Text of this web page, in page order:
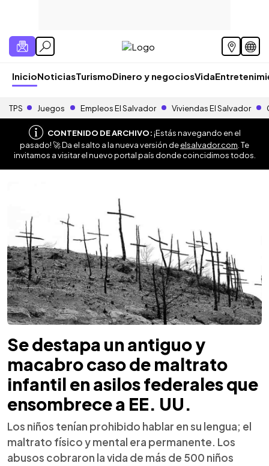
InicioNoticiasTurismoDinero y negociosVida
TPS Juegos Empleos El Salvador Viviendas El Salvador
CONTENIDO DE ARCHIVO:¡Estás navegando en el
pasado! 🚀 Da el salto a la nueva versión deelsalvador.com . Te
invitamos a visitar el nuevo portal país donde coincidimos todos.
Se destapa un antiguo y
macabro caso de maltrato
infantil en asilos federales que
ensombrece a EE. UU.
Los niños tenían prohibido hablar en su lengua; el
maltrato físico y mental era permanente. Los
abusos cobraron la vida de más de 500 niños